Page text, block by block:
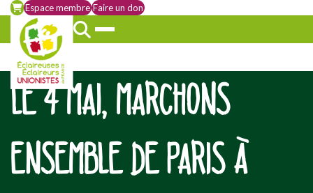
Espace membre Faire un don
LE 4 MAI, MARCHONS
ENSEMBLE DE PARIS À